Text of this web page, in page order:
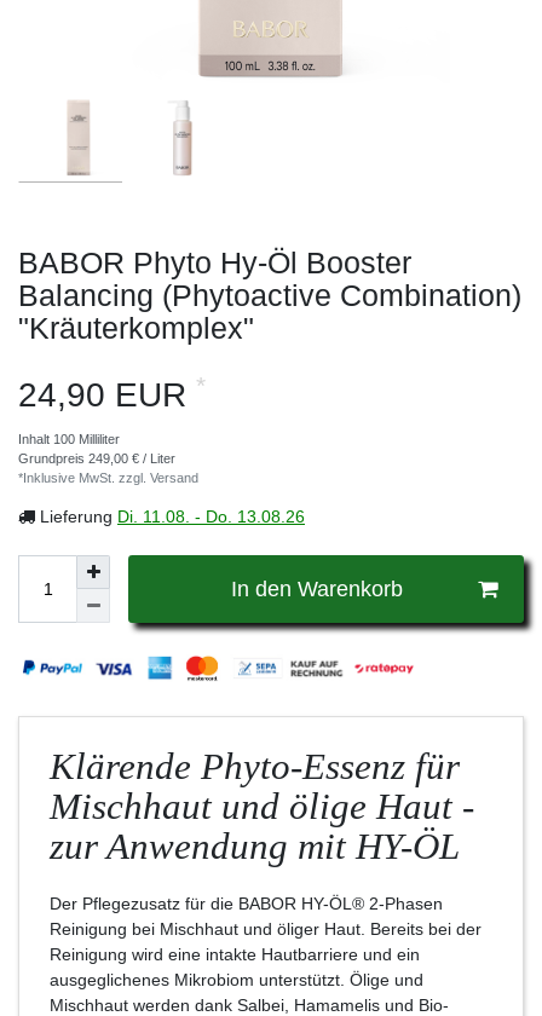
BABOR Phyto Hy-Öl Booster
Balancing (Phytoactive Combination)
"Kräuterkomplex"
24,90 EUR *
Inhalt 100 Milliliter
Grundpreis 249,00 € / Liter
*Inklusive MwSt. zzgl. Versand
Lieferung Di. 11.08. - Do. 13.08.26
In den Warenkorb
Klärende Phyto-Essenz für
Mischhaut und ölige Haut -
zur Anwendung mit HY-ÖL
Der Pflegezusatz für die BABOR HY-ÖL® 2-Phasen
Reinigung bei Mischhaut und öliger Haut. Bereits bei der
Reinigung wird eine intakte Hautbarriere und ein
ausgeglichenes Mikrobiom unterstützt. Ölige und
Mischhaut werden dank Salbei, Hamamelis und Bio-